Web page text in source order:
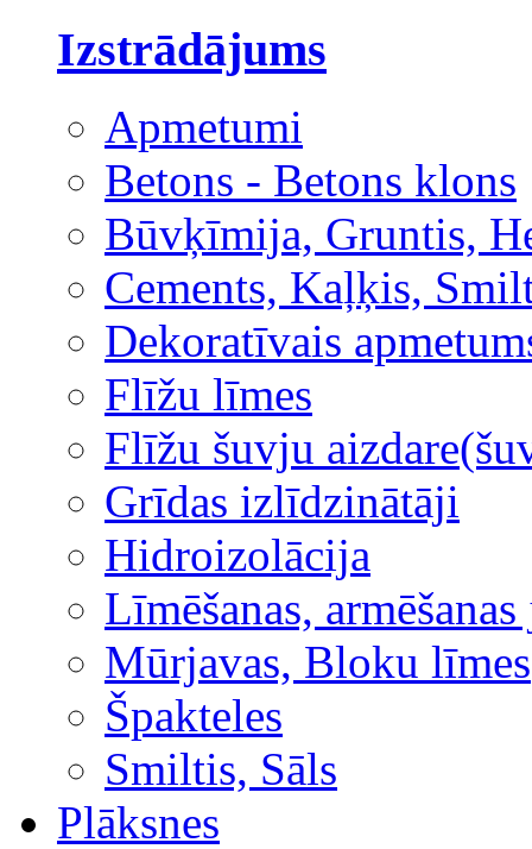
Izstrādājums
Apmetumi
Betons - Betons klons
Būvķīmija, Gruntis,
Cements, Kaļķis,
Dekoratīvais
Flīžu līmes
Flīžu šuvju
Grīdas izlīdzinātāji
Hidroizolācija
Līmēšanas, armēšanas
Mūrjavas, Bloku līmes
Špakteles
Smiltis, Sāls
Plāksnes